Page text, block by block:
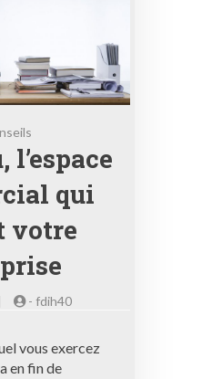
l’espace
qui
votre
- fdih40
vous exercez
en fin de